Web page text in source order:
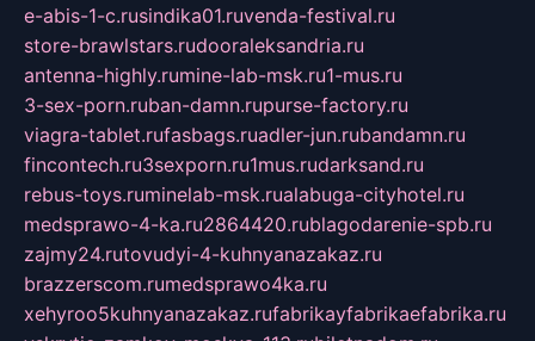
e-abis-1-c.rusindika01.ruvenda-festival.ru
store-brawlstars.rudooraleksandria.ru
antenna-highly.rumine-lab-msk.ru1-mus.ru
3-sex-porn.ruban-damn.rupurse-factory.ru
viagra-tablet.rufasbags.ruadler-jun.rubandamn.ru
fincontech.ru3sexporn.ru1mus.rudarksand.ru
rebus-toys.ruminelab-msk.rualabuga-cityhotel.ru
medsprawo-4-ka.ru2864420.rublagodarenie-spb.ru
zajmy24.rutovudyi-4-kuhnyanazakaz.ru
brazzerscom.rumedsprawo4ka.ru
xehyroo5kuhnyanazakaz.rufabrikayfabrikaefabrika.ru